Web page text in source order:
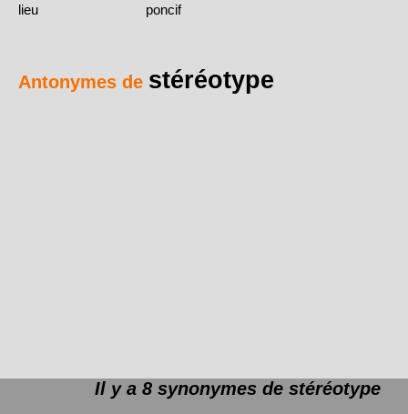
lieu
poncif
Antonymes de stéréotype
Il y a 8 synonymes de stéréotype